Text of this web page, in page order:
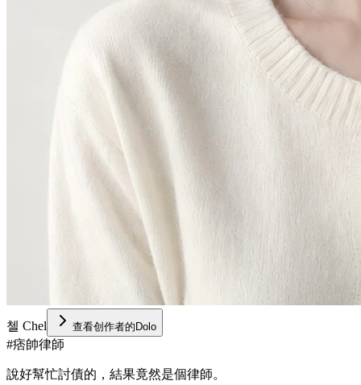
첼 Chel 查看创作者的Dolo
#痞帥律師
說好幫忙討債的，結果竟然是個律師。